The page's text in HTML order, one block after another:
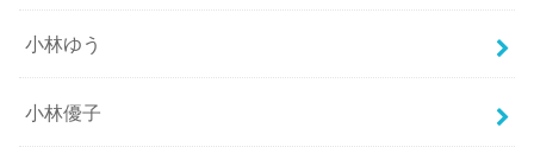
小林ゆう
小林優子